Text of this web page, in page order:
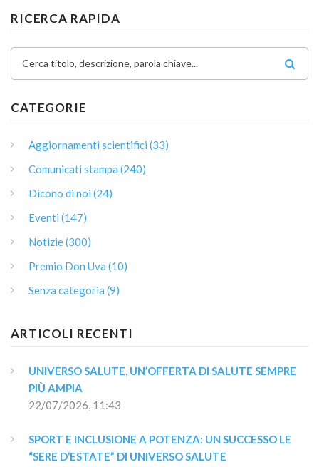
RICERCA RAPIDA
Cerca titolo, descrizione, parola chiave...
CATEGORIE
Aggiornamenti scientifici (33)
Comunicati stampa (240)
Dicono di noi (24)
Eventi (147)
Notizie (300)
Premio Don Uva (10)
Senza categoria (9)
ARTICOLI RECENTI
UNIVERSO SALUTE, UN’OFFERTA DI SALUTE SEMPRE
PIÙ AMPIA
22/07/2026, 11:43
SPORT E INCLUSIONE A POTENZA: UN SUCCESSO LE
“SERE D’ESTATE” DI UNIVERSO SALUTE